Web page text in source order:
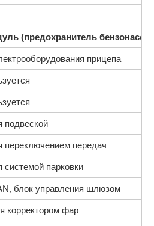
(предохранитель
прицепа
подвеской
переключением передач
системой парковки
блок управления шлюзом
корректором фар